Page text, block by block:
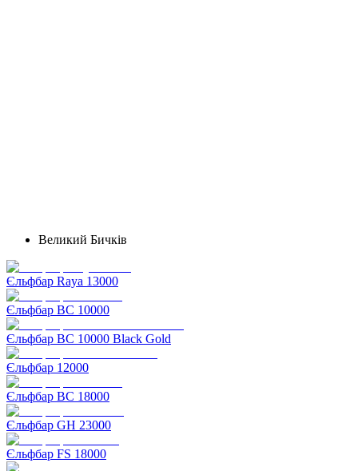
Великий Бичків
Єльфбар Raya 13000
Єльфбар BC 10000
Єльфбар BC 10000 Black Gold
Єльфбар 12000
Єльфбар BC 18000
Єльфбар GH 23000
Єльфбар FS 18000